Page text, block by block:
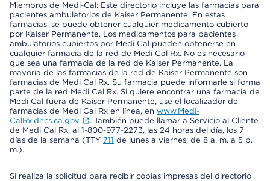
Miembros de Medi-Cal: Este directorio incluye las farmacias para
pacientes ambulatorios de Kaiser Permanente. En estas
farmacias, se puede obtener cualquier medicamento cubierto
por Kaiser Permanente. Los medicamentos para pacientes
ambulatorios cubiertos por Medi Cal pueden obtenerse en
cualquier farmacia de la red de Medi Cal Rx. No es necesario
que sea una farmacia de la red de Kaiser Permanente. La
mayoría de las farmacias de la red de Kaiser Permanente son
farmacias de Medi Cal Rx. Su farmacia puede informarle si forma
parte de la red Medi Cal Rx. Si quiere encontrar una farmacia de
Medi Cal fuera de Kaiser Permanente, use el localizador de
farmacias de Medi Cal Rx en línea, en www.Medi-
CalRx.dhcs.ca.gov
. También puede llamar a Servicio al Cliente
de Medi Cal Rx, al 1-800-977-2273, las 24 horas del día, los 7
días de la semana (TTY 711 de lunes a viernes, de 8 a. m. a 5 p.
m.).
Si realiza la solicitud para recibir copias impresas del directorio